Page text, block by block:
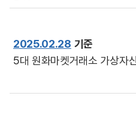
2025.02.28 기준
5대 원화마켓거래소 가상자